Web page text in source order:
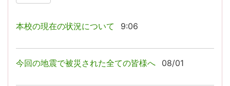
本校の現在の状況について 9:06
今回の地震で被災された全ての皆様へ 08/01